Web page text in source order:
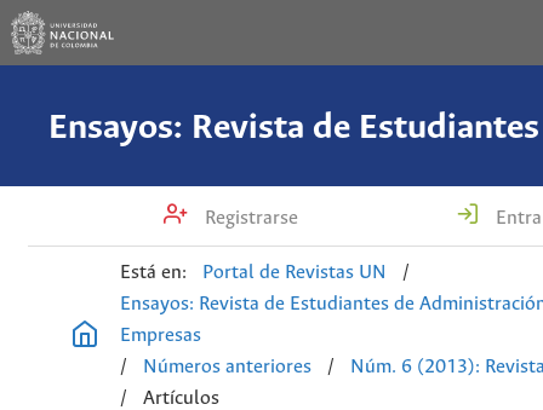
Registrarse
Está en: Portal de Revistas UN
/
Ensayos: Revista de Estudiantes de
Empresas
/
Números anteriores /
Núm. 6 (2013):
/
Artículos